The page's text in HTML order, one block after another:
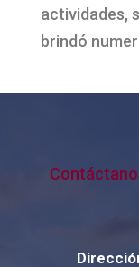
actividades,
brindó